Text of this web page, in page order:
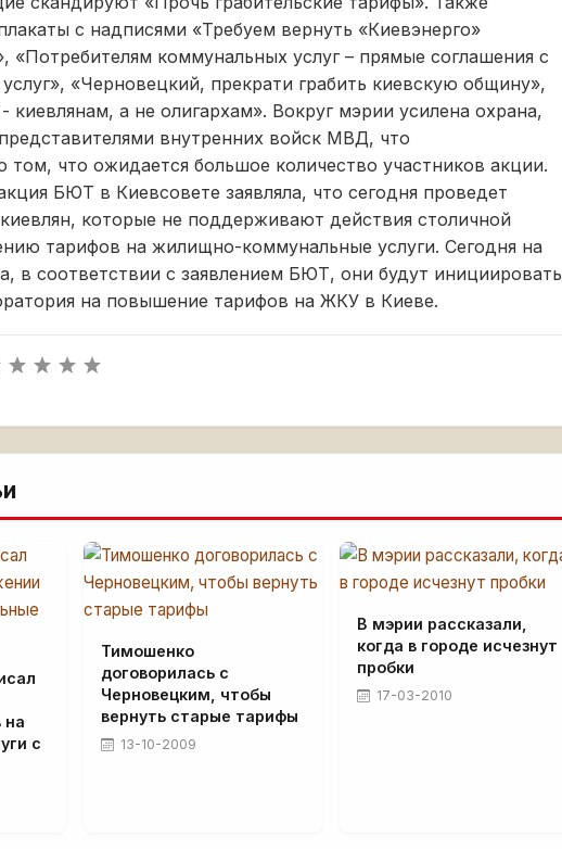
с надписями «Требуем вернуть «Киевэнерго»
«Потребителям коммунальных услуг – прямые соглашения с
«Черновецкий, прекрати грабить киевскую общину»,
киевлянам, а не олигархам». Вокруг мэрии усилена охрана,
внутренних войск МВД, что
том, что ожидается большое количество участников акции.
БЮТ в Киевсовете заявляла, что сегодня проведет
которые не поддерживают действия столичной
тарифов на жилищно-коммунальные услуги. Сегодня на
в соответствии с заявлением БЮТ, они будут инициировать
на повышение тарифов на ЖКУ в Киеве.
на
с
Тимошенко
договорилась с
Черновецким, чтобы
вернуть старые тарифы
13-10-2009
В мэрии рассказали,
когда в городе исчезнут
пробки
17-03-2010